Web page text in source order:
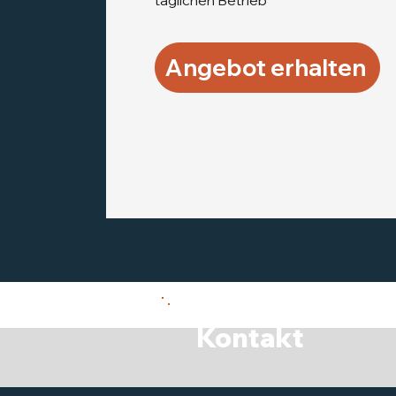
Angebot erhalten
Kontakt